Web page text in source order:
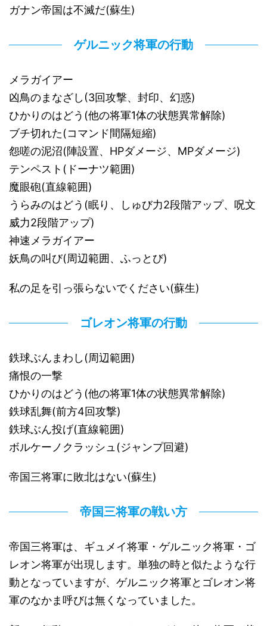
ガナン帝国は不滅だ(蘇生)
ゲルニック将軍の行動
メラガイアー
凶鳥のまなざし(3回攻撃、封印、幻惑)
ひかりのはどう(他の将軍1体の状態異常解除)
ブチ切れた(コマンド間隔短縮)
怨嗟の泥沼(陣設置、HPダメージ、MPダメージ)
テンペスト(ドーナツ範囲)
魔眼砲(直線範囲)
うらみのはどう(眠り、しゅび力2段階アップ、呪文
威力2段階アップ)
神速メラガイアー
妖鳥の叫び(周辺範囲、ふっとび)
私の足を引っ張らないでください(蘇生)
ゴレオン将軍の行動
鉄球ぶんまわし(周辺範囲)
痛恨の一撃
ひかりのはどう(他の将軍1体の状態異常解除)
鉄球乱舞(前方4回攻撃)
鉄球ぶん投げ(直線範囲)
ボルケーノクラッシュ(ジャンプ回避)
帝国三将軍に敗北はない(蘇生)
帝国三将軍の戦い方
帝国三将軍は、ギュメイ将軍・ゲルニック将軍・ゴ
レオン将軍が出現します。単独の時と似たような行
動となっていますが、ゲルニック将軍とゴレオン将
軍のなかま呼びは無くなっていました。